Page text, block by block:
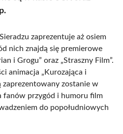
zaprezentuje aż osiem
nich znajdą się premierowe
i Grogu” oraz „Straszny Film”.
animacja „Kurozająca i
zaprezentowany zostanie w
fanów przygód i humoru film
do popołudniowych